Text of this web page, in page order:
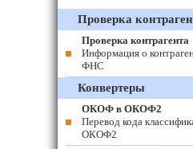
Проверка
Проверка контрагента
Информация о
ФНС
Конвертеры
ОКОФ в ОКОФ2
Перевод кода
ОКОФ2